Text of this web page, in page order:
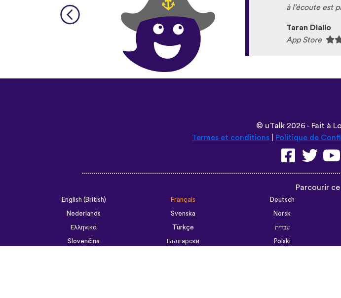
à l’écoute est
Taran Diallo
App Store
© uTalk 2026 - Fait à
Termes et conditions
Politique de
Parcourir
English (British) Français Deutsch
Nederlands
Svenska Norsk
Ελληνικά
Türkçe עברית
Slovenčina
Български Polski